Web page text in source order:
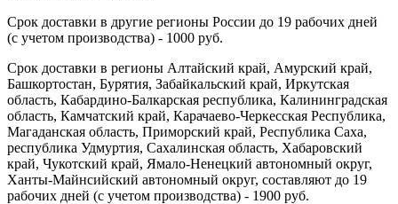
Срок доставки в другие регионы России до 19 рабочих дней
(с учетом производства) - 1000 руб.
Срок доставки в регионы Алтайский край, Амурский край,
Башкортостан, Бурятия, Забайкальский край, Иркутская
область, Кабардино-Балкарская республика, Калининградская
область, Камчатский край, Карачаево-Черкесская Республика,
Магаданская область, Приморский край, Республика Саха,
республика Удмуртия, Сахалинская область, Хабаровский
край, Чукотский край, Ямало-Ненецкий автономный округ,
Ханты-Майнсийский автономный округ, составляют до 19
рабочих дней (с учетом производства) - 1900 руб.